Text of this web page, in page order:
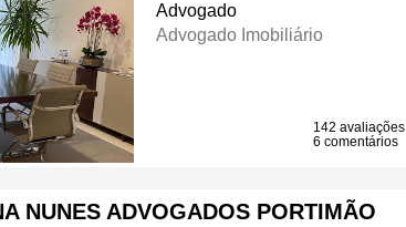
Advogado
Advogado Imobiliário
142 avaliações
6 comentários
NUNES ADVOGADOS PORTIMÃO